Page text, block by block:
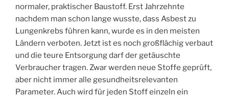
normaler, praktischer Baustoff. Erst Jahrzehnte
nachdem man schon lange wusste, dass Asbest zu
Lungenkrebs führen kann, wurde es in den meisten
Ländern verboten. Jetzt ist es noch großflächig verbaut
und die teure Entsorgung darf der getäuschte
Verbraucher tragen. Zwar werden neue Stoffe geprüft,
aber nicht immer alle gesundheitsrelevanten
Parameter. Auch wird für jeden Stoff einzeln ein